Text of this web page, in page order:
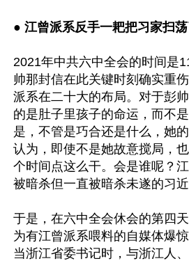
● 江曾派系反手一耙把习家扫荡
2021年中共六中全会的时间是
帅那封信在此关键时刻确实重
派系在二十大的布局。对于彭
的是肚子里孩子的命运，而不
是，不管是巧合还是什么，她
认为，即使不是她故意搅局，
个时间点这么干。会是谁呢？
被暗杀但一直被暗杀未遂的习近
于是，在六中全会休会的第四
为有江曾派系喂料的自媒体爆
当浙江省委书记时，与浙江人